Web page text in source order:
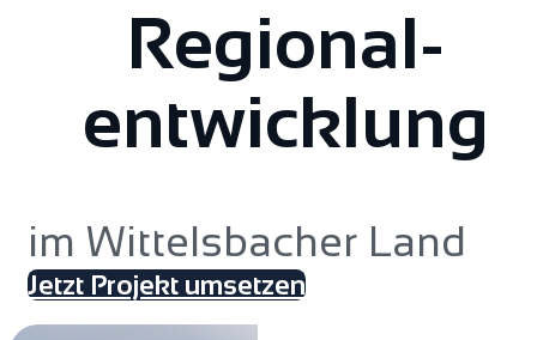
Regional­
entwicklung
im Wittelsbacher Land
Jetzt Projekt umsetzen